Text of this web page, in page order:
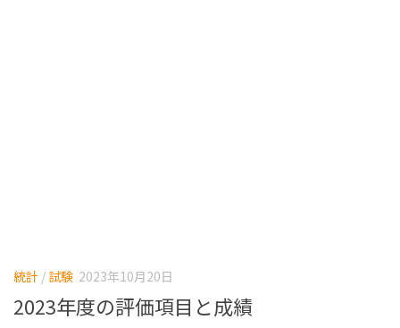
統計 / 試験 2023年10月20日
2023年度の評価項目と成績